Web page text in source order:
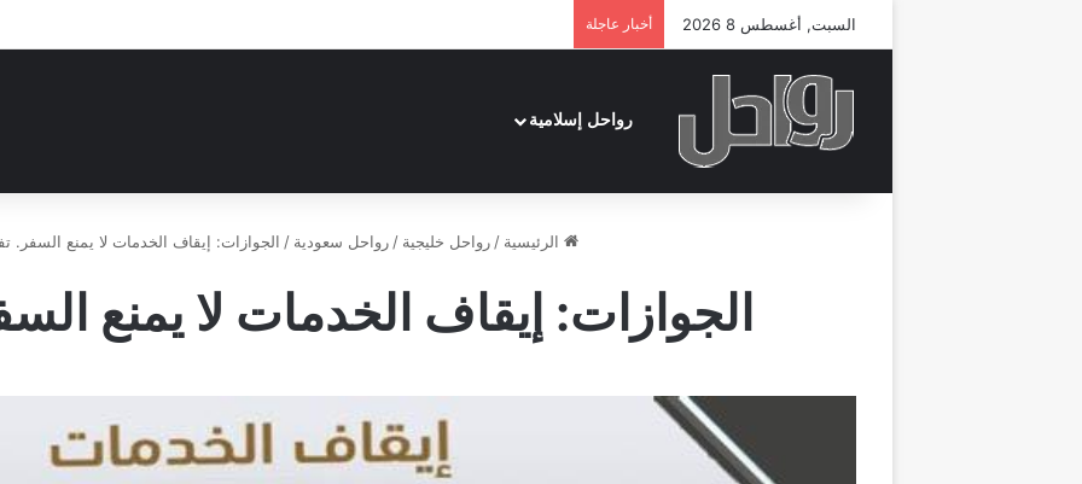
السبت, أغسطس 8 2026 أخبار عاجلة
رواحل إسلامية
الرئيسية / رواحل خليجية / رواحل سعودية / الجوازات: إيقاف الخدمات لا يمنع السفر.
الجوازات: إيقاف الخدمات لا يمنع